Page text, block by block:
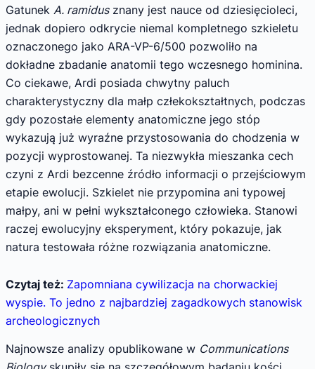
Gatunek A. ramidusznany jest nauce od dziesięcioleci,
jednak dopiero odkrycie niemal kompletnego szkieletu
oznaczonego jako ARA-VP-6/500 pozwoliło na
dokładne zbadanie anatomii tego wczesnego hominina.
Co ciekawe, Ardi posiada chwytny paluch
charakterystyczny dla małp człekokształtnych, podczas
gdy pozostałe elementy anatomiczne jego stóp
wykazują już wyraźne przystosowania do chodzenia w
pozycji wyprostowanej. Ta niezwykła mieszanka cech
czyni z Ardi bezcenne źródło informacji o przejściowym
etapie ewolucji. Szkielet nie przypomina ani typowej
małpy, ani w pełni wykształconego człowieka. Stanowi
raczej ewolucyjny eksperyment, który pokazuje, jak
natura testowała różne rozwiązania anatomiczne.
Czytaj też: Zapomniana cywilizacja na chorwackiej
wyspie. To jedno z najbardziej zagadkowych stanowisk
archeologicznych
Najnowsze analizy opublikowane w Communications